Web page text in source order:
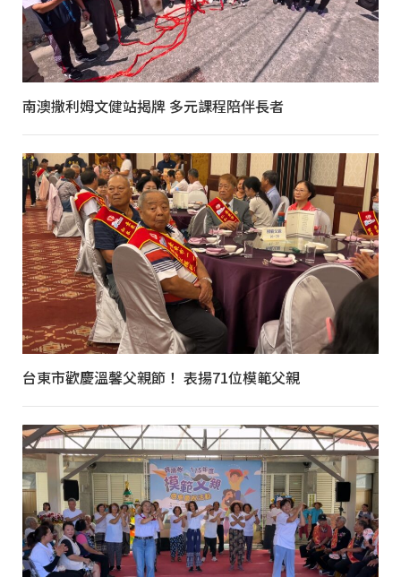
南澳撒利姆文健站揭牌 多元課程陪伴長者
台東市歡慶溫馨父親節！ 表揚71位模範父親